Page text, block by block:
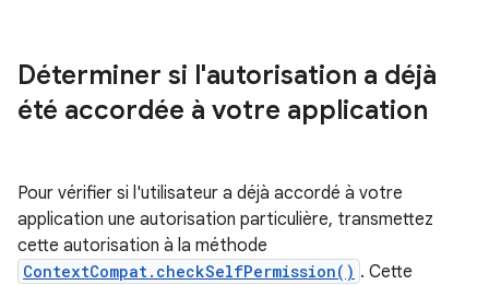
Déterminer si l'autorisation a déjà
été accordée à votre application
Pour vérifier si l'utilisateur a déjà accordé à votre
application une autorisation particulière, transmettez
cette autorisation à la méthode
ContextCompat.checkSelfPermission() . Cette